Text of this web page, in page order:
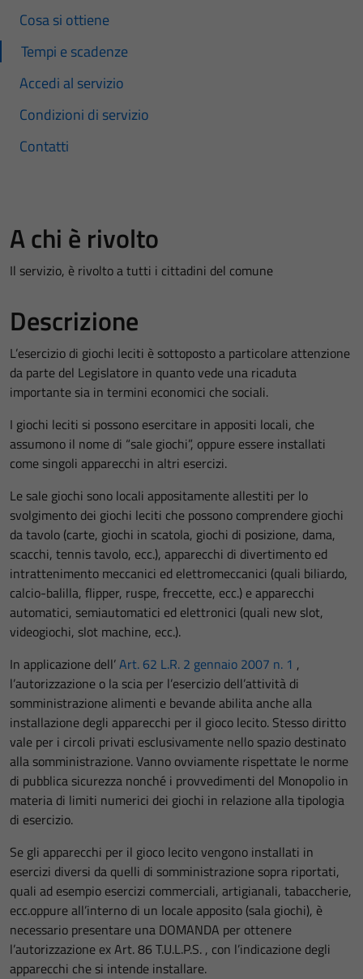
Cosa si ottiene
Tempi e scadenze
Accedi al servizio
Condizioni di servizio
Contatti
A chi è rivolto
Il servizio, è rivolto a tutti i cittadini del comune
Descrizione
L’esercizio di giochi leciti è sottoposto a particolare attenzione
da parte del Legislatore in quanto vede una ricaduta
importante sia in termini economici che sociali.
I giochi leciti si possono esercitare in appositi locali, che
assumono il nome di “sale giochi”, oppure essere installati
come singoli apparecchi in altri esercizi.
Le sale giochi sono locali appositamente allestiti per lo
svolgimento dei giochi leciti che possono comprendere giochi
da tavolo (carte, giochi in scatola, giochi di posizione, dama,
scacchi, tennis tavolo, ecc.), apparecchi di divertimento ed
intrattenimento meccanici ed elettromeccanici (quali biliardo,
calcio-balilla, flipper, ruspe, freccette, ecc.) e apparecchi
automatici, semiautomatici ed elettronici (quali new slot,
videogiochi, slot machine, ecc.).
In applicazione dell’Art. 62 L.R. 2 gennaio 2007 n. 1 ,
l’autorizzazione o la scia per l’esercizio dell’attività di
somministrazione alimenti e bevande abilita anche alla
installazione degli apparecchi per il gioco lecito. Stesso diritto
vale per i circoli privati esclusivamente nello spazio destinato
alla somministrazione. Vanno ovviamente rispettate le norme
di pubblica sicurezza nonché i provvedimenti del Monopolio in
materia di limiti numerici dei giochi in relazione alla tipologia
di esercizio.
Se gli apparecchi per il gioco lecito vengono installati in
esercizi diversi da quelli di somministrazione sopra riportati,
quali ad esempio esercizi commerciali, artigianali, tabaccherie,
ecc.oppure all’interno di un locale apposito (sala giochi), è
necessario presentare una DOMANDA per ottenere
l’autorizzazione ex Art. 86 T.U.L.P.S. , con l’indicazione degli
apparecchi che si intende installare.